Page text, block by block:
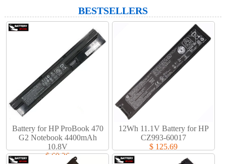
BESTSELLERS
Battery for HP ProBook 470
G2 Notebook 4400mAh
10.8V
$ 69.36
12Wh 11.1V Battery for HP
CZ993-60017
$ 125.69